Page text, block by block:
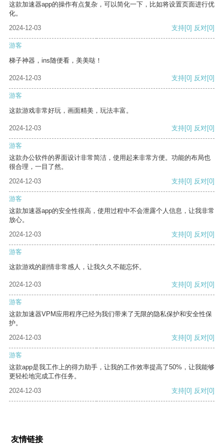
这款加速器app的操作有点复杂，可以简化一下，比如将设置页面进行优
化。
2024-12-03
支持[0] 反对[0]
游客
梯子神器，ins随便看，美美哒！
2024-12-03 支持[0] 反对[0]
游客
这款游戏非常好玩，画面精美，玩法丰富。
2024-12-03 支持[0] 反对[0]
游客
这款办公软件的界面设计非常简洁，使用起来非常方便。功能的布局也
很合理，一目了然。
2024-12-03
支持[0] 反对[0]
游客
这款加速器app的安全性很高，使用过程中不会泄露个人信息，让我非常
放心。
2024-12-03
支持[0] 反对[0]
游客
这款游戏的剧情非常感人，让我久久不能忘怀。
2024-12-03 支持[0] 反对[0]
游客
这款加速器VPM应用程序已经为我们带来了无限的隐私保护和安全性保
护。
2024-12-03
支持[0] 反对[0]
游客
这款app是我工作上的得力助手，让我的工作效率提高了50%，让我能够
更轻松地完成工作任务。
2024-12-03
支持[0] 反对[0]
友情链接